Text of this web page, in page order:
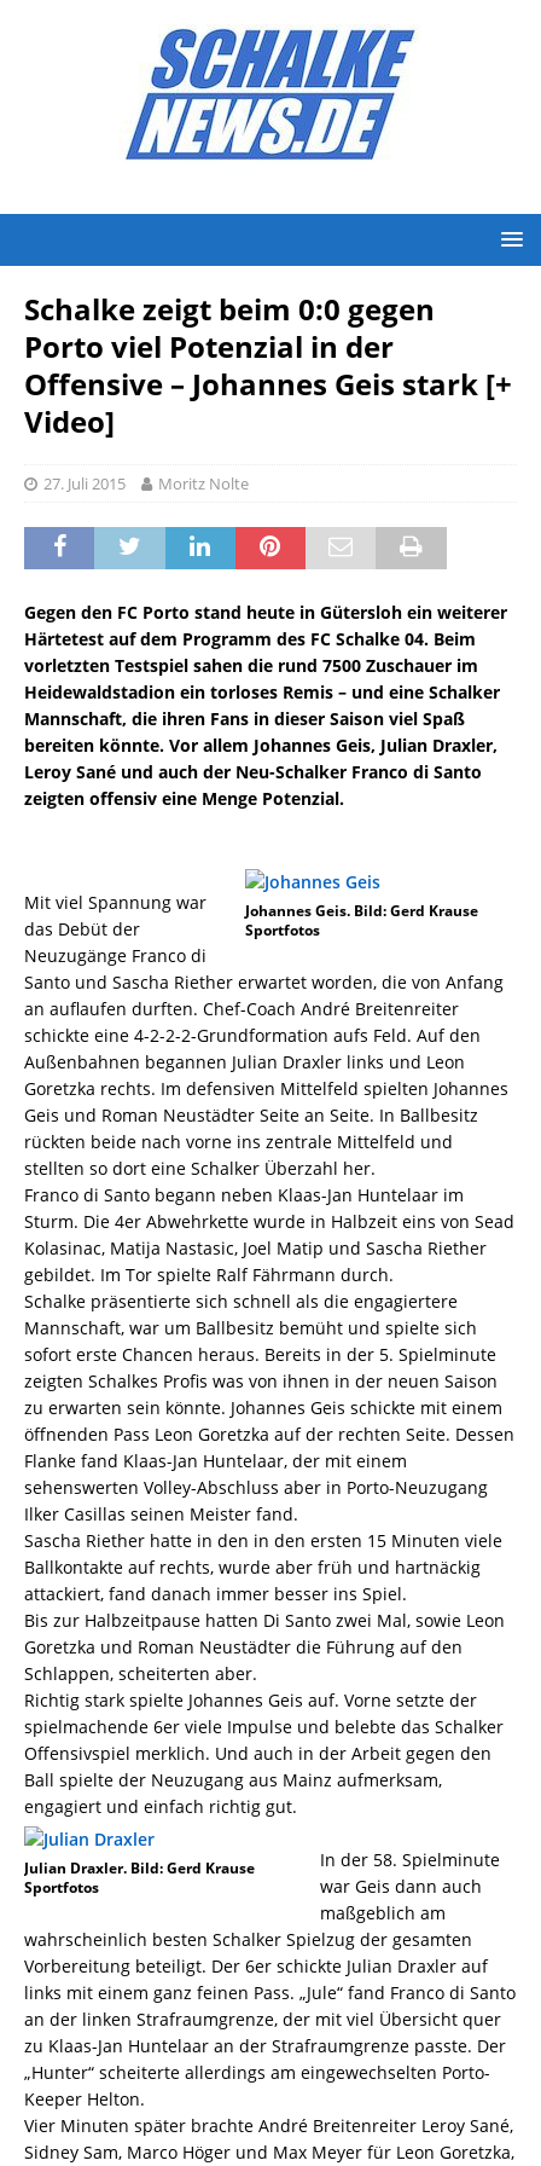
Schalke zeigt beim 0:0 gegen
Porto viel Potenzial in der
Offensive – Johannes Geis stark [+
Video]
27. Juli 2015 Moritz Nolte
Gegen den FC Porto stand heute in Gütersloh ein weiterer
Härtetest auf dem Programm des FC Schalke 04. Beim
vorletzten Testspiel sahen die rund 7500 Zuschauer im
Heidewaldstadion ein torloses Remis – und eine Schalker
Mannschaft, die ihren Fans in dieser Saison viel Spaß
bereiten könnte. Vor allem Johannes Geis, Julian Draxler,
Leroy Sané und auch der Neu-Schalker Franco di Santo
zeigten offensiv eine Menge Potenzial.
Johannes Geis. Bild: Gerd Krause
Sportfotos
Mit viel Spannung war
das Debüt der
Neuzugänge Franco di
Santo und Sascha Riether erwartet worden, die von Anfang
an auflaufen durften. Chef-Coach André Breitenreiter
schickte eine 4-2-2-2-Grundformation aufs Feld. Auf den
Außenbahnen begannen Julian Draxler links und Leon
Goretzka rechts. Im defensiven Mittelfeld spielten Johannes
Geis und Roman Neustädter Seite an Seite. In Ballbesitz
rückten beide nach vorne ins zentrale Mittelfeld und
stellten so dort eine Schalker Überzahl her.
Franco di Santo begann neben Klaas-Jan Huntelaar im
Sturm. Die 4er Abwehrkette wurde in Halbzeit eins von Sead
Kolasinac, Matija Nastasic, Joel Matip und Sascha Riether
gebildet. Im Tor spielte Ralf Fährmann durch.
Schalke präsentierte sich schnell als die engagiertere
Mannschaft, war um Ballbesitz bemüht und spielte sich
sofort erste Chancen heraus. Bereits in der 5. Spielminute
zeigten Schalkes Profis was von ihnen in der neuen Saison
zu erwarten sein könnte. Johannes Geis schickte mit einem
öffnenden Pass Leon Goretzka auf der rechten Seite. Dessen
Flanke fand Klaas-Jan Huntelaar, der mit einem
sehenswerten Volley-Abschluss aber in Porto-Neuzugang
Ilker Casillas seinen Meister fand.
Sascha Riether hatte in den in den ersten 15 Minuten viele
Ballkontakte auf rechts, wurde aber früh und hartnäckig
attackiert, fand danach immer besser ins Spiel.
Bis zur Halbzeitpause hatten Di Santo zwei Mal, sowie Leon
Goretzka und Roman Neustädter die Führung auf den
Schlappen, scheiterten aber.
Richtig stark spielte Johannes Geis auf. Vorne setzte der
spielmachende 6er viele Impulse und belebte das Schalker
Offensivspiel merklich. Und auch in der Arbeit gegen den
Ball spielte der Neuzugang aus Mainz aufmerksam,
engagiert und einfach richtig gut.
Julian Draxler. Bild: Gerd Krause
Sportfotos
In der 58. Spielminute
war Geis dann auch
maßgeblich am
wahrscheinlich besten Schalker Spielzug der gesamten
Vorbereitung beteiligt. Der 6er schickte Julian Draxler auf
links mit einem ganz feinen Pass. „Jule“ fand Franco di Santo
an der linken Strafraumgrenze, der mit viel Übersicht quer
zu Klaas-Jan Huntelaar an der Strafraumgrenze passte. Der
„Hunter“ scheiterte allerdings am eingewechselten Porto-
Keeper Helton.
Vier Minuten später brachte André Breitenreiter Leroy Sané,
Sidney Sam, Marco Höger und Max Meyer für Leon Goretzka,